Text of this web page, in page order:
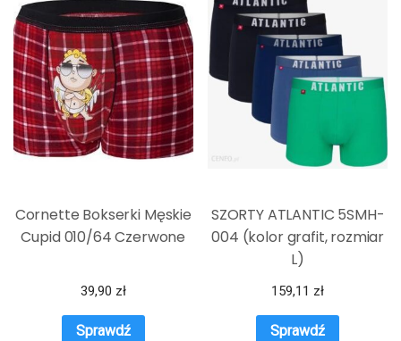
Cornette Bokserki Męskie
Cupid 010/64 Czerwone
39,90 zł
Sprawdź
SZORTY ATLANTIC 5SMH-
004 (kolor grafit, rozmiar
L)
159,11 zł
Sprawdź